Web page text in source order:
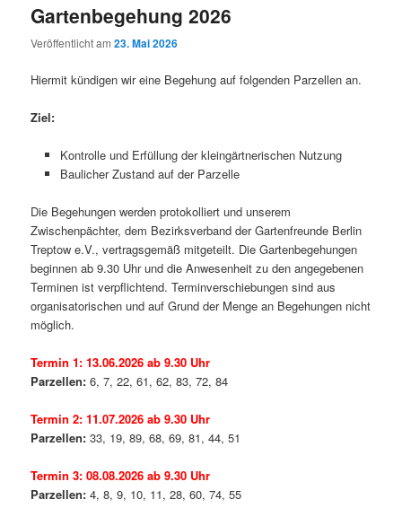
Gartenbegehung 2026
Veröffentlicht am23. Mai 2026
Hiermit kündigen wir eine Begehung auf folgenden Parzellen an.
Ziel:
Kontrolle und Erfüllung der kleingärtnerischen Nutzung
Baulicher Zustand auf der Parzelle
Die Begehungen werden protokolliert und unserem
Zwischenpächter, dem Bezirksverband der Gartenfreunde Berlin
Treptow e.V., vertragsgemäß mitgeteilt. Die Gartenbegehungen
beginnen ab 9.30 Uhr und die Anwesenheit zu den angegebenen
Terminen ist verpflichtend. Terminverschiebungen sind aus
organisatorischen und auf Grund der Menge an Begehungen nicht
möglich.
Termin 1: 13.06.2026 ab 9.30 Uhr
Parzellen: 6, 7, 22, 61, 62, 83, 72, 84
Termin 2: 11.07.2026 ab 9.30 Uhr
Parzellen: 33, 19, 89, 68, 69, 81, 44, 51
Termin 3:08.08.2026 ab 9.30 Uhr
Parzellen: 4, 8, 9, 10, 11, 28, 60, 74, 55